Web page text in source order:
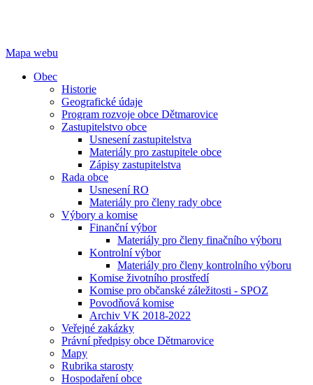
Mapa webu
Obec
Historie
Geografické údaje
Program rozvoje obce Dětmarovice
Zastupitelstvo obce
Usnesení zastupitelstva
Materiály pro zastupitele obce
Zápisy zastupitelstva
Rada obce
Usnesení RO
Materiály pro členy rady obce
Výbory a komise
Finanční výbor
Materiály pro členy finačního výboru
Kontrolní výbor
Materiály pro členy kontrolního výboru
Komise životního prostředí
Komise pro občanské záležitosti - SPOZ
Povodňová komise
Archiv VK 2018-2022
Veřejné zakázky
Právní předpisy obce Dětmarovice
Mapy
Rubrika starosty
Hospodaření obce